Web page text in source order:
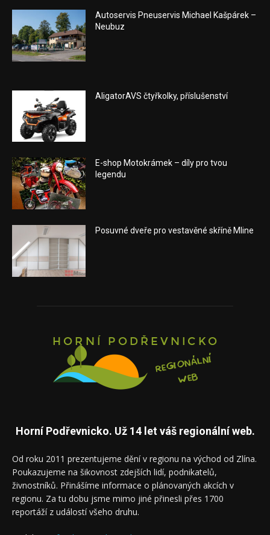
Autoservis Pneuservis Michael Kašpárek –
Neubuz
AligatorAVS čtyřkolky, příslušenství
E-shop Motokrámek – díly pro tvou
legendu
Posuvné dveře pro vestavěné skříně Mline
Horní Podřevnicko. Už 14 let váš regionální web.
Od roku 2011 prezentujeme dění v regionu na východ od Zlína.
Poukazujeme na šikovnost zdejších lidí, podnikatelů,
živnostníků. Přinášíme informace o plánovaných akcích v
regionu. Za tu dobu jsme mimo jiné přinesli přes 1700
reportáží z událostí všeho druhu.